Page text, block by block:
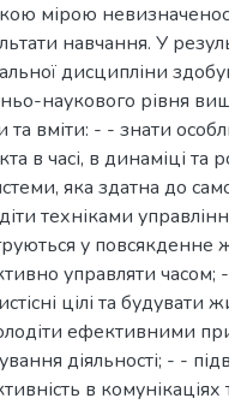
мірою
навчання. У
дисципліни
наукового рівня
та вміти: - - знати
в часі, в динаміці та
яка здатна до
техніками управління
у повсякденне
управляти часом; -
цілі та будувати
ефективними
діяльності; - -
в комунікаціях